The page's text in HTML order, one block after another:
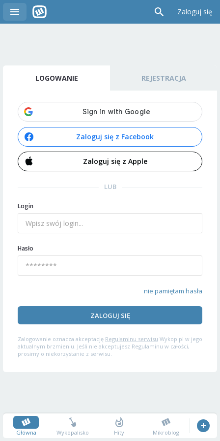
Zaloguj się
LOGOWANIE REJESTRACJA
Zaloguj się z Facebook
Zaloguj się z Apple
LUB
Login
Hasło
nie pamiętam hasła
ZALOGUJ SIĘ
Zalogowanie oznacza akceptację Regulaminu serwisu Wykop.pl w jego
aktualnym brzmieniu. Jeśli nie akceptujesz Regulaminu w całości,
prosimy o niekorzystanie z serwisu.
Główna Wykopalisko Hity Mikroblog